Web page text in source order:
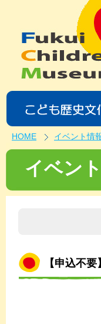
HOME イベント情
イベン
【申込不